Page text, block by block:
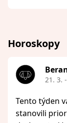
Horoskopy
21. 3.
Tento týden
stanovili